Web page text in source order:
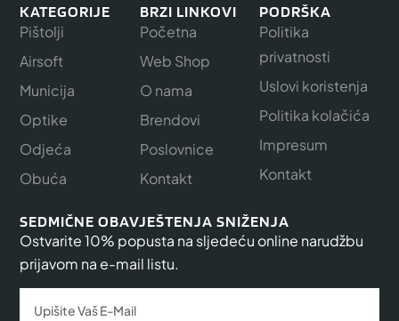
KATEGORIJE
Pištolji
Airsoft
Municija
Optike
Odjeća
Obuća
BRZI LINKOVI
Početna
Web Shop
O nama
Brendovi
Poslovnice
Kontakt
PODRŠKA
Politika
privatnosti
Uslovi koristenja
Politika kolačića
Impresum
Kontakt
SEDMIČNE OBAVJEŠTENJA SNIŽENJA
Ostvarite 10% popusta na sljedeću online narudžbu
prijavom na e-mail listu.